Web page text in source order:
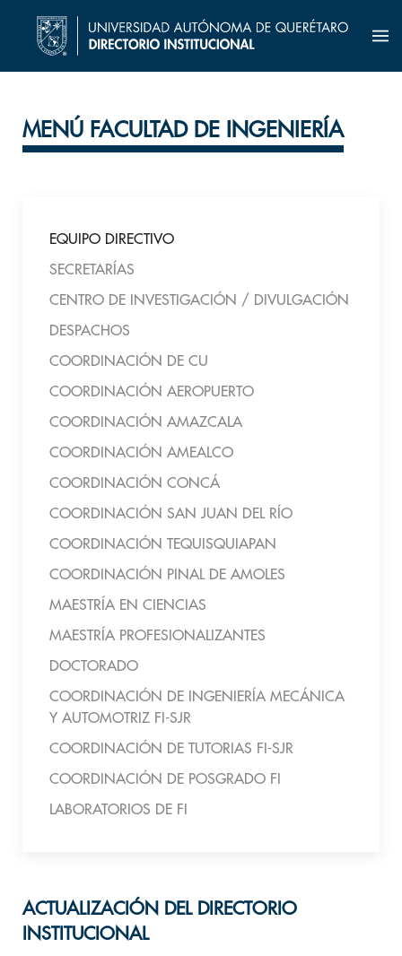
MENÚ FACULTAD DE INGENIERÍA
EQUIPO DIRECTIVO
SECRETARÍAS
CENTRO DE INVESTIGACIÓN / DIVULGACIÓN
DESPACHOS
COORDINACIÓN DE CU
COORDINACIÓN AEROPUERTO
COORDINACIÓN AMAZCALA
COORDINACIÓN AMEALCO
COORDINACIÓN CONCÁ
COORDINACIÓN SAN JUAN DEL RÍO
COORDINACIÓN TEQUISQUIAPAN
COORDINACIÓN PINAL DE AMOLES
MAESTRÍA EN CIENCIAS
MAESTRÍA PROFESIONALIZANTES
DOCTORADO
COORDINACIÓN DE INGENIERÍA MECÁNICA
Y AUTOMOTRIZ FI-SJR
COORDINACIÓN DE TUTORIAS FI-SJR
COORDINACIÓN DE POSGRADO FI
LABORATORIOS DE FI
ACTUALIZACIÓN DEL DIRECTORIO
INSTITUCIONAL